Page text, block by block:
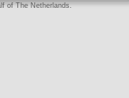
of The Netherlands.